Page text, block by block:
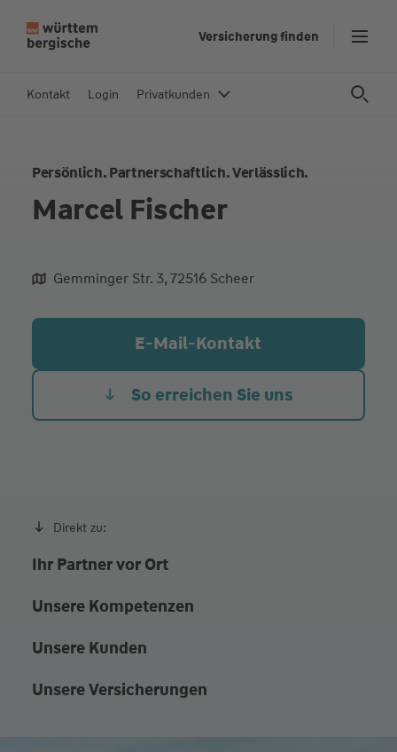
In
Versicherung finden
Kontakt Login Privatkunden
Persönlich. Partnerschaftlich. Verlässlich.
Marcel Fischer
aliqua culpa cillum ullamco
Gemminger Str. 3, 72516 Scheer
E-Mail-Kontakt
So erreichen Sie uns
Direkt zu:
Ihr Partner vor Ort
Unsere Kompetenzen
Unsere Kunden
Unsere Versicherungen